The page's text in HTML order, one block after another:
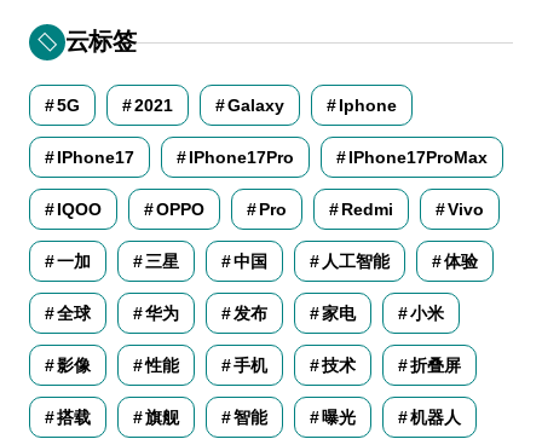
云标签
5G 2021 Galaxy Iphone
IPhone17 IPhone17Pro IPhone17ProMax
IQOO OPPO Pro Redmi Vivo
一加 三星 中国 人工智能 体验
全球 华为 发布 家电 小米
影像 性能 手机 技术 折叠屏
搭载 旗舰 智能 曝光 机器人